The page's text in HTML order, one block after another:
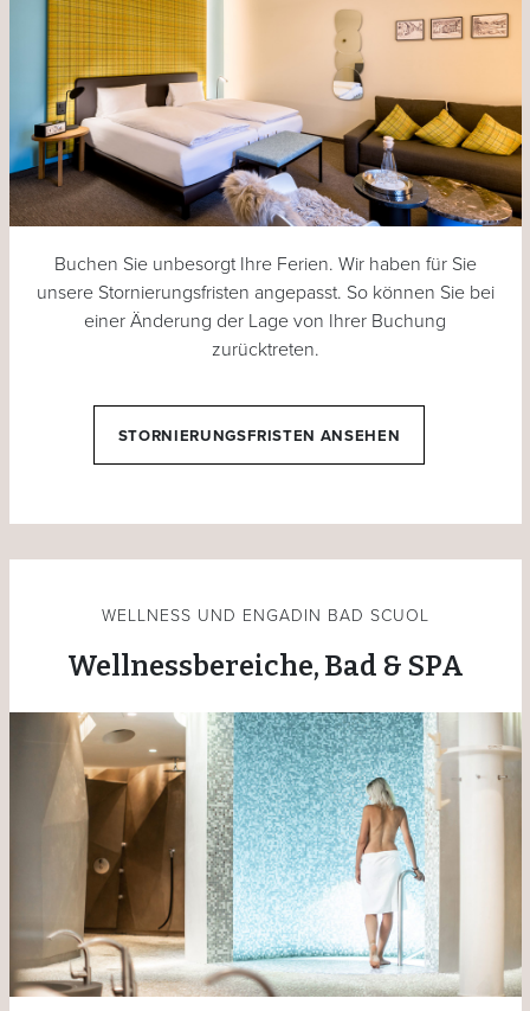
Buchen Sie unbesorgt Ihre Ferien. Wir haben für Sie
unsere Stornierungsfristen angepasst. So können Sie bei
einer Änderung der Lage von Ihrer Buchung
zurücktreten.
STORNIERUNGSFRISTEN ANSEHEN
WELLNESS UND ENGADIN BAD SCUOL
Wellnessbereiche, Bad & SPA